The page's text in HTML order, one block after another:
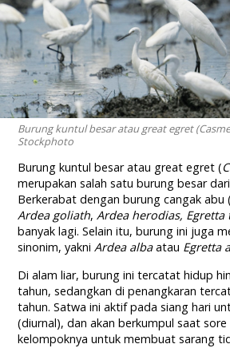
Burung kuntul besar atau great egret
Stockphoto
Burung kuntul besar atau great egret (
merupakan salah satu burung besar
Berkerabat dengan burung cangak abu
Ardea goliath,Ardea herodias, Egretta
banyak lagi. Selain itu, burung ini juga
sinonim, yakniArdea albaatau Egretta
Di alam liar, burung ini tercatat hidup
tahun, sedangkan di penangkaran
tahun. Satwa ini aktif pada siang hari
(diurnal), dan akan berkumpul saat sore
kelompoknya untuk membuat sarang